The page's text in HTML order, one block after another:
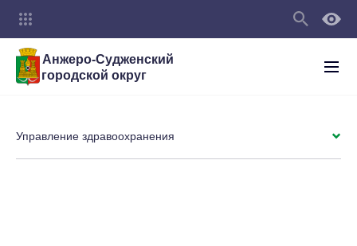
Анжеро-Судженский
городской округ
Управление здравоохранения